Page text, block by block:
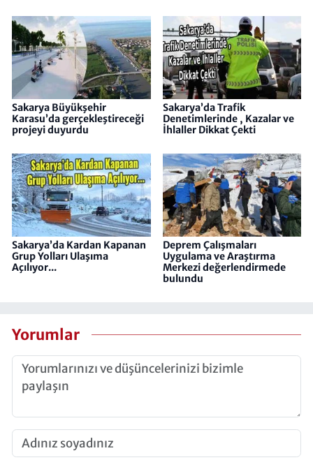
Sakarya Büyükşehir
Karasu’da gerçekleştireceği
projeyi duyurdu
Sakarya’da Trafik
Denetimlerinde , Kazalar ve
İhlaller Dikkat Çekti
Sakarya’da Kardan Kapanan
Grup Yolları Ulaşıma
Açılıyor...
Deprem Çalışmaları
Uygulama ve Araştırma
Merkezi değerlendirmede
bulundu
Yorumlar